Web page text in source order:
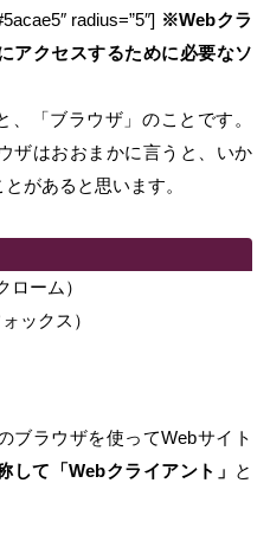
radius=”5″] ※Webクラ
アクセスするために必要なソ
、「ブラウザ」のことです。
ザはおおまかに言うと、いか
があると思います。
ーム）
ックス）
ブラウザを使ってWebサイト
して「Webクライアント」 と